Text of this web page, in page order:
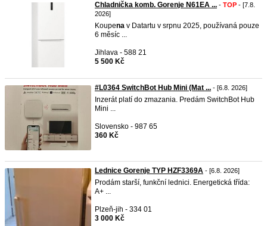
Chladnička komb. Gorenje N61EA ... - TOP - [7.8.
2026]
Koupena v Datartu v srpnu 2025, používaná pouze
6 měsíc ...
Jihlava - 588 21
5 500 Kč
#L0364 SwitchBot Hub Mini (Mat ... - [6.8. 2026]
Inzerát platí do zmazania. Predám SwitchBot Hub
Mini ...
Slovensko - 987 65
360 Kč
Lednice Gorenje TYP HZF3369A - [6.8. 2026]
Prodám starší, funkční lednici. Energetická třída:
A+ ...
Plzeň-jih - 334 01
3 000 Kč